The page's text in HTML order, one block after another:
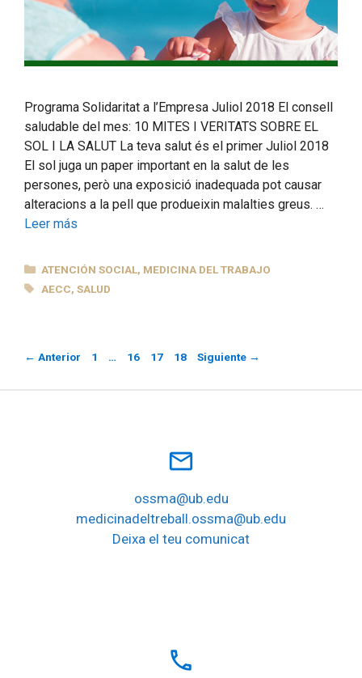
Programa Solidaritat a l’Empresa Juliol 2018 El consell
saludable del mes: 10 MITES I VERITATS SOBRE EL
SOL I LA SALUT La teva salut és el primer Juliol 2018
El sol juga un paper important en la salut de les
persones, però una exposició inadequada pot causar
alteracions a la pell que produeixin malalties greus. …
Leer más
CATEGORÍAS
ATENCIÓN SOCIAL, MEDICINA DEL TRABAJO
ETIQUETAS
AECC,SALUD
← Anterior Página
1 … Página
16 Página
17 Página
18 Siguiente →
mail_outline
ossma@ub.edu
medicinadeltreball.ossma@ub.edu
Deixa el teu comunicat
local_phone